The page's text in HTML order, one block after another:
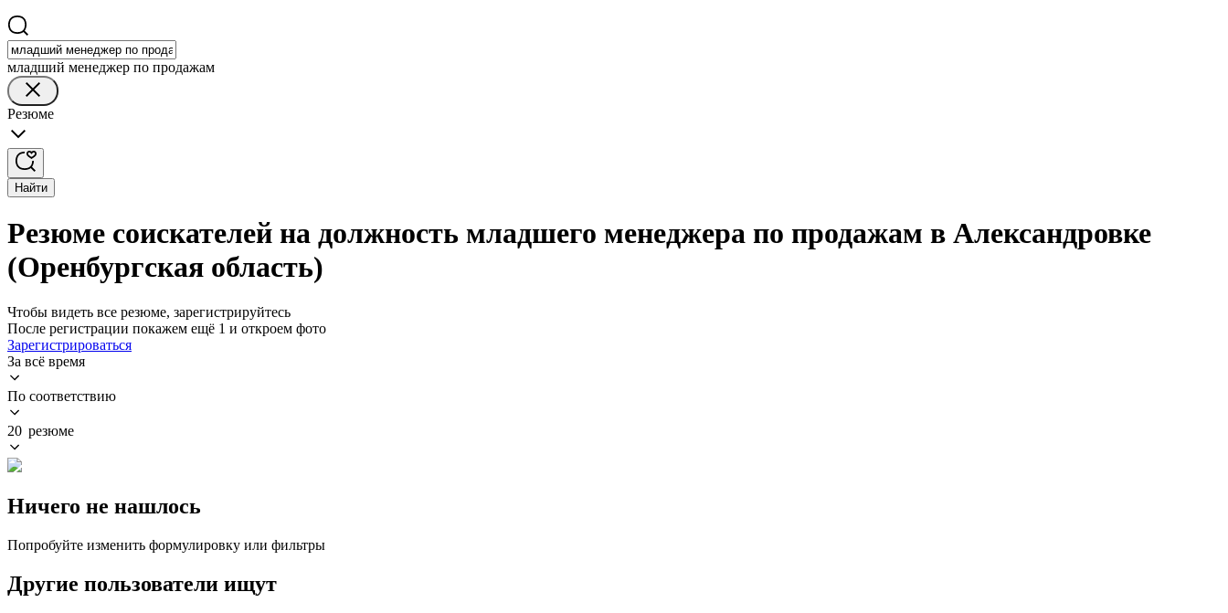
младший менеджер по продажам
Резюме
Найти
Резюме соискателей на должность младшего менеджера по продажам в Александровке
(Оренбургская область)
Чтобы видеть все резюме, зарегистрируйтесь
После регистрации покажем ещё 1 и откроем фото
Зарегистрироваться
За всё время
По соответствию
20 резюме
Ничего не нашлось
Попробуйте изменить формулировку или фильтры
Другие пользователи ищут